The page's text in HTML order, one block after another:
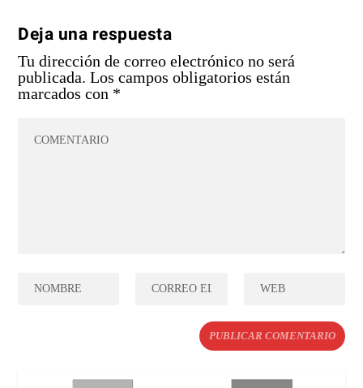
Deja una respuesta
Tu dirección de correo electrónico no será
publicada. Los campos obligatorios están
marcados con *